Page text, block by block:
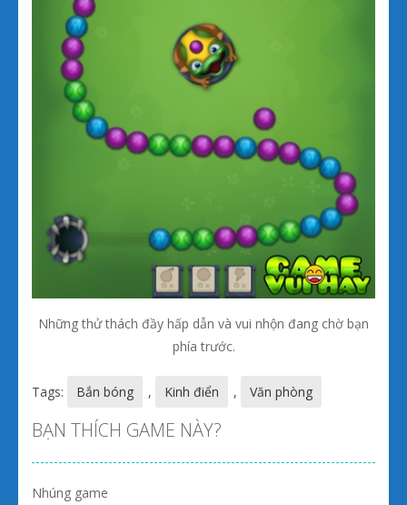
Những thử thách đầy hấp dẫn và vui nhộn đang chờ bạn
phía trước.
Tags: Bắn bóng , Kinh điển , Văn phòng
BẠN THÍCH GAME NÀY?
Nhúng game